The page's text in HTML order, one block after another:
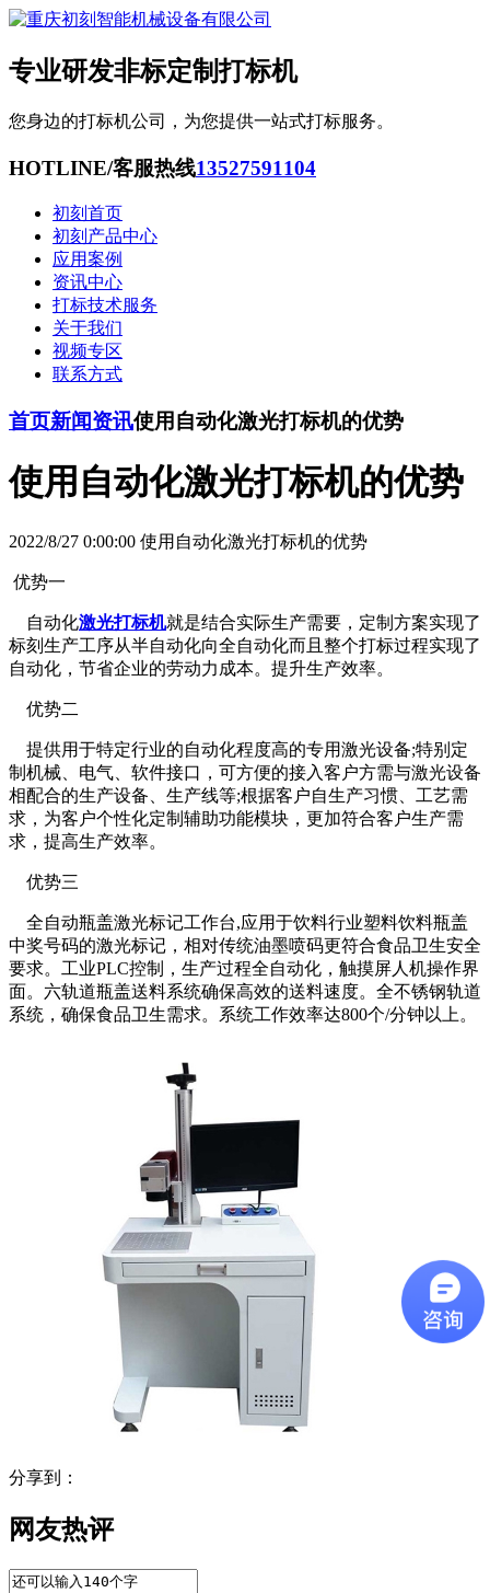
专业研发非标定制打标机
您身边的打标机公司，为您提供一站式打标服务。
HOTLINE/客服热线13527591104
初刻首页
初刻产品中心
应用案例
资讯中心
打标技术服务
关于我们
视频专区
联系方式
首页新闻资讯使用自动化激光打标机的优势
使用自动化激光打标机的优势
2022/8/27 0:00:00 使用自动化激光打标机的优势
优势一
自动化激光打标机就是结合实际生产需要，定制方案实现了
标刻生产工序从半自动化向全自动化而且整个打标过程实现了
自动化，节省企业的劳动力成本。提升生产效率。
优势二
提供用于特定行业的自动化程度高的专用激光设备;特别定
制机械、电气、软件接口，可方便的接入客户方需与激光设备
相配合的生产设备、生产线等;根据客户自生产习惯、工艺需
求，为客户个性化定制辅助功能模块，更加符合客户生产需
求，提高生产效率。
优势三
全自动瓶盖激光标记工作台,应用于饮料行业塑料饮料瓶盖
中奖号码的激光标记，相对传统油墨喷码更符合食品卫生安全
要求。工业PLC控制，生产过程全自动化，触摸屏人机操作界
面。六轨道瓶盖送料系统确保高效的送料速度。全不锈钢轨道
系统，确保食品卫生需求。系统工作效率达800个/分钟以上。
分享到：
网友热评